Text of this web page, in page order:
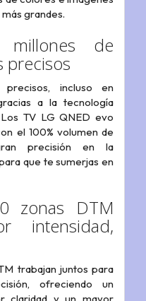
grandes.
de
precisos
incluso en
a la tecnología
TV LG QNED evo
el 100% volumen de
precisión en la
que te sumerjas en
zonas DTM
intensidad,
trabajan juntos para
ofreciendo un
claridad y un mayor